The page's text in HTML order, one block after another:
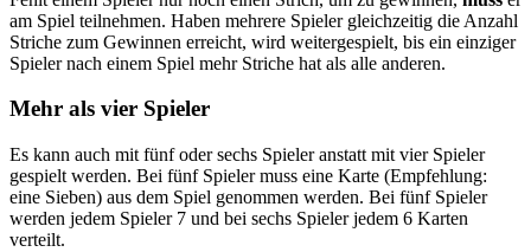
am Spiel teilnehmen. Haben mehrere Spieler gleichzeitig die Anzahl
Striche zum Gewinnen erreicht, wird weitergespielt, bis ein einziger
Spieler nach einem Spiel mehr Striche hat als alle anderen.
Mehr als vier Spieler
Es kann auch mit fünf oder sechs Spieler anstatt mit vier Spieler
gespielt werden. Bei fünf Spieler muss eine Karte (Empfehlung:
eine Sieben) aus dem Spiel genommen werden. Bei fünf Spieler
werden jedem Spieler 7 und bei sechs Spieler jedem 6 Karten
verteilt.